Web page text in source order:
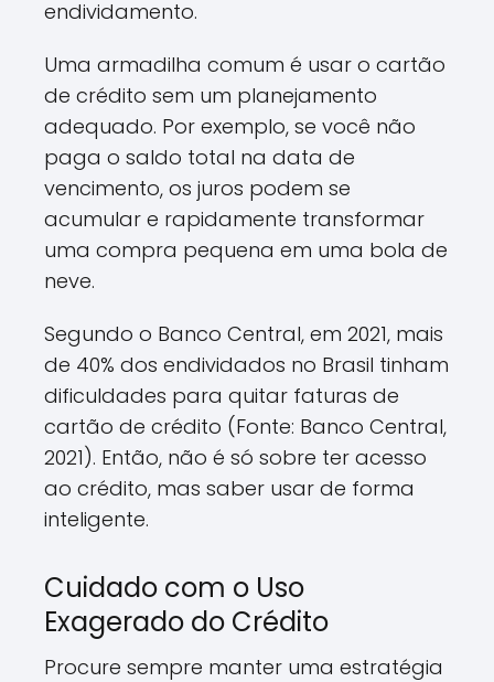
endividamento.
Uma armadilha comum é usar o cartão
de crédito sem um planejamento
adequado. Por exemplo, se você não
paga o saldo total na data de
vencimento, os juros podem se
acumular e rapidamente transformar
uma compra pequena em uma bola de
neve.
Segundo o Banco Central, em 2021, mais
de 40% dos endividados no Brasil tinham
dificuldades para quitar faturas de
cartão de crédito (Fonte: Banco Central,
2021). Então, não é só sobre ter acesso
ao crédito, mas saber usar de forma
inteligente.
Cuidado com o Uso
Exagerado do Crédito
Procure sempre manter uma estratégia